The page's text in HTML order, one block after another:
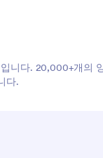
다. 20,000+개의
다.